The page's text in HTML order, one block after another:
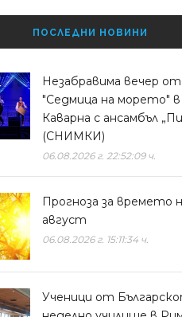
ПОСЛЕДНИ НОВИНИ
Незабравима вечер от
"Седмица на морето" в
Каварна с ансамбъл
(СНИМКИ)
06.08.2026 г. 22:52:09 ч.
Прогноза за времето
август
06.08.2026 г. 15:11:34 ч.
Ученици от